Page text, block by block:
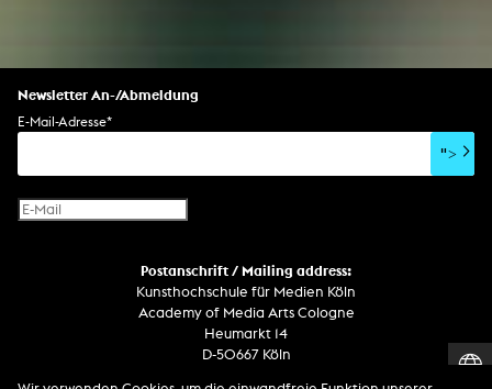
Newsletter An-/Abmeldung
E-Mail-Adresse*
">
Postanschrift / Mailing address:
Kunsthochschule für Medien Köln
Academy of Media Arts Cologne
Heumarkt 14
D-50667 Köln